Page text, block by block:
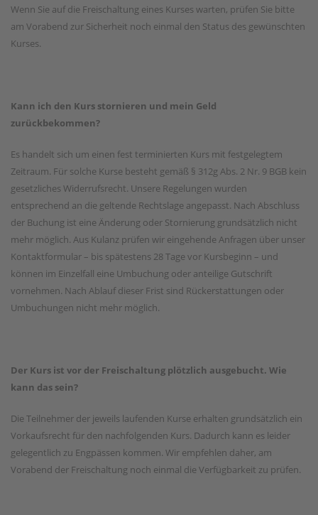
Wenn Sie auf die Freischaltung eines Kurses warten, prüfen Sie bitte
am Vorabend zur Sicherheit noch einmal den Status des gewünschten
Kurses.
Kann ich den Kurs stornieren und mein Geld
zurückbekommen?
Es handelt sich um einen fest terminierten Kurs mit festgelegtem
Zeitraum. Für solche Kurse besteht gemäß § 312g Abs. 2 Nr. 9 BGB kein
gesetzliches Widerrufsrecht. Unsere Regelungen wurden
entsprechend an die geltende Rechtslage angepasst. Nach Abschluss
der Buchung ist eine Änderung oder Stornierung grundsätzlich nicht
mehr möglich. Aus Kulanz prüfen wir eingehende Anfragen über unser
Kontaktformular – bis spätestens 28 Tage vor Kursbeginn – und
können im Einzelfall eine Umbuchung oder anteilige Gutschrift
vornehmen. Nach Ablauf dieser Frist sind Rückerstattungen oder
Umbuchungen nicht mehr möglich.
Der Kurs ist vor der Freischaltung plötzlich ausgebucht. Wie
kann das sein?
Die Teilnehmer der jeweils laufenden Kurse erhalten grundsätzlich ein
Vorkaufsrecht für den nachfolgenden Kurs. Dadurch kann es leider
gelegentlich zu Engpässen kommen. Wir empfehlen daher, am
Vorabend der Freischaltung noch einmal die Verfügbarkeit zu prüfen.